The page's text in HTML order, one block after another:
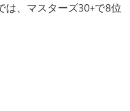
は、マスターズ30+で8位